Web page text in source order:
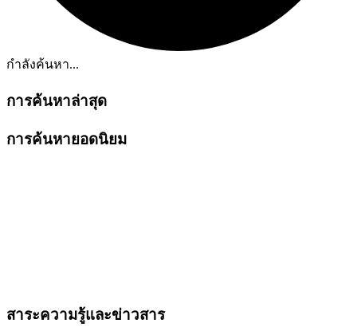
กำลังค้นหา...
การค้นหาล่าสุด
การค้นหายอดนิยม
สาระความรู้และข่าวสาร